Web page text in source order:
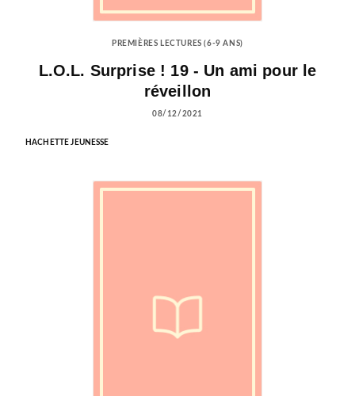
PREMIÈRES LECTURES (6-9 ANS)
L.O.L. Surprise ! 19 - Un ami pour le
réveillon
08/12/2021
HACHETTE JEUNESSE